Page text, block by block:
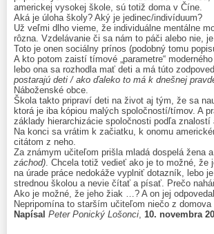
americkej vysokej škole, sú totiž doma v Číne.
Aká je úloha školy? Aký je jedinec/indivíduum?
Už veľmi dlho vieme, že individuálne mentálne
rôzna. Vzdelávanie či sa nám to páči alebo nie,
Toto je onen sociálny prínos (podobný tomu
A kto potom zaistí tímové „parametre“
lebo ona sa rozhodla mať deti a má túto
postarajú deti / ako ďaleko to má k dnešnej
Náboženské obce.
Škola takto pripraví deti na život aj tým, že sa
ktorá je iba kópiou malých spoločností/tímov. A
základy hierarchizácie spoločnosti podľa
Na konci sa vrátim k začiatku, k onomu
citátom z neho.
Za známym učiteľom prišla mladá dospelá žena
záchod). Chcela totiž vedieť ako je to možné, že
na úrade práce nedokáže vyplniť dotazník, lebo
strednou školou a nevie čítať a písať. Prečo
Ako je možné, že jeho žiak …? A on jej
Nepripomína to starším učiteľom niečo z domova
Napísal Peter Ponický Lošonci, 10. novembra